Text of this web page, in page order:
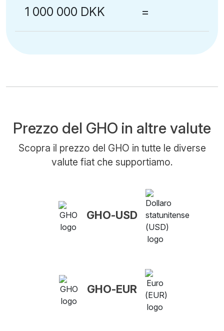
1 000 000 DKK =
Prezzo del GHO in altre valute
Scopra il prezzo del GHO in tutte le diverse
valute fiat che supportiamo.
GHO-USD
GHO-EUR